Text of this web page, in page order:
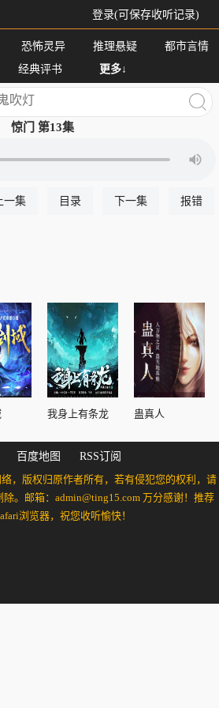
登录(可保存收听记录)
恐怖灵异 推理悬疑
都市言情
经典评书 更多↓
惊门 第13集
一集 目录 下一集 报错
我身上有条龙 蛊真人
百度地图
RSS订阅
，版权归原作者所有，若有侵犯您的权利，请
。邮箱：admin@ting15.com 万分感谢！推荐
浏览器，祝您收听愉快！